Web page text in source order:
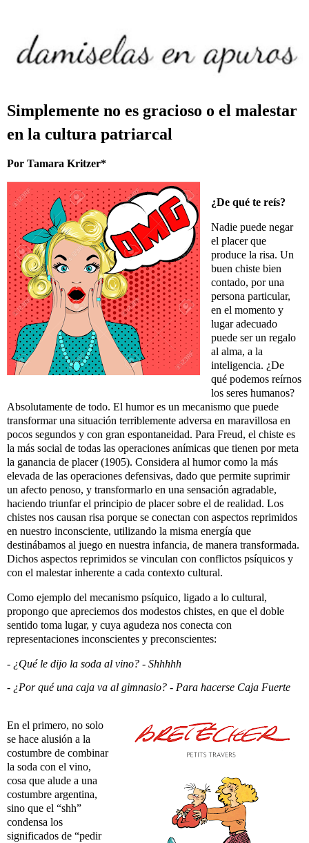
Simplemente no es gracioso o el malestar
en la cultura patriarcal
Por Tamara Kritzer*
¿De qué te reís?
Nadie puede negar
el placer que
produce la risa. Un
buen chiste bien
contado, por una
persona particular,
en el momento y
lugar adecuado
puede ser un regalo
al alma, a la
inteligencia. ¿De
qué podemos reírnos
los seres humanos?
Absolutamente de todo. El humor es un mecanismo que puede
transformar una situación terriblemente adversa en maravillosa en
pocos segundos y con gran espontaneidad. Para Freud, el chiste es
la más social de todas las operaciones anímicas que tienen por meta
la ganancia de placer (1905). Considera al humor como la más
elevada de las operaciones defensivas, dado que permite suprimir
un afecto penoso, y transformarlo en una sensación agradable,
haciendo triunfar el principio de placer sobre el de realidad. Los
chistes nos causan risa porque se conectan con aspectos reprimidos
en nuestro inconsciente, utilizando la misma energía que
destinábamos al juego en nuestra infancia, de manera transformada.
Dichos aspectos reprimidos se vinculan con conflictos psíquicos y
con el malestar inherente a cada contexto cultural.
Como ejemplo del mecanismo psíquico, ligado a lo cultural,
propongo que apreciemos dos modestos chistes, en que el doble
sentido toma lugar, y cuya agudeza nos conecta con
representaciones inconscientes y preconscientes:
- ¿Qué le dijo la soda al vino? - Shhhhh
- ¿Por qué una caja va al gimnasio? - Para hacerse Caja Fuerte
En el primero, no solo
se hace alusión a la
costumbre de combinar
la soda con el vino,
cosa que alude a una
costumbre argentina,
sino que el “shh”
condensa los
significados de “pedir